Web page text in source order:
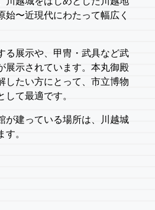
始〜近現代にわたって幅広く
る展示や、甲冑・武具など武
展示されています。本丸御殿
したい方にとって、市立博物
て最適です。
が建っている場所は、川越城
す。